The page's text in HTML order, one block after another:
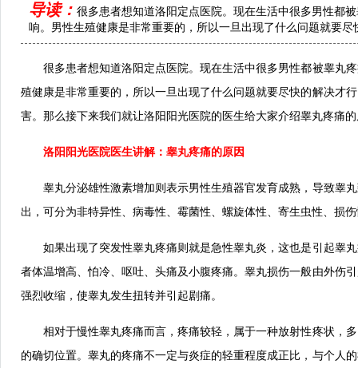
导读： 很多患者想知道洛阳定点医院。现在生活中很多男性都
响。男性生殖健康是非常重要的，所以一旦出现了什么问题就要尽
很多患者想知道洛阳定点医院。现在生活中很多男性都被睾丸疼
殖健康是非常重要的，所以一旦出现了什么问题就要尽快的解决才
害。那么接下来我们就让洛阳阳光医院的医生给大家介绍睾丸疼痛
洛阳阳光医院医生讲解：睾丸疼痛的原因
睾丸分泌雄性激素增加则表示男性生殖器官发育成熟，导致睾丸
出，可分为非特异性、病毒性、霉菌性、螺旋体性、寄生虫性、损
如果出现了突发性睾丸疼痛则就是急性睾丸炎，这也是引起睾丸
者体温增高、怕冷、呕吐、头痛及小腹疼痛。睾丸损伤一般由外伤
强烈收缩，使睾丸发生扭转并引起剧痛。
相对于慢性睾丸疼痛而言，疼痛较轻，属于一种放射性疼状，多
的确切位置。睾丸的疼痛不一定与炎症的轻重程度成正比，与个人